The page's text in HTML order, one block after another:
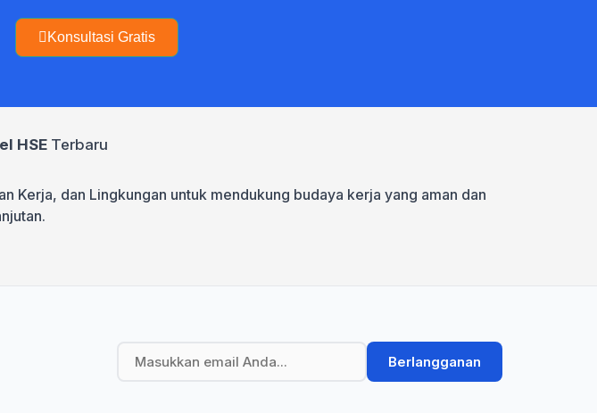
Konsultasi Gratis
HSETerbaru
Kerja, dan Lingkungan untuk mendukung budaya kerja yang aman dan
Berlangganan